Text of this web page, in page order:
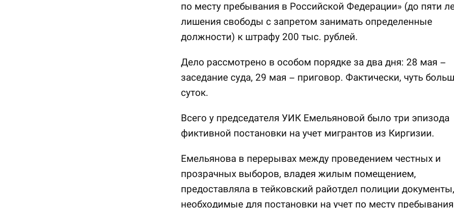
по месту пребывания в Российской Федерации» (до пяти
лишения свободы с запретом занимать определенные
должности) к штрафу 200 тыс. рублей.
Дело рассмотрено в особом порядке за два дня: 28 мая –
заседание суда, 29 мая – приговор. Фактически, чуть
суток.
Всего у председателя УИК Емельяновой было три эпизода
фиктивной постановки на учет мигрантов из Киргизии.
Емельянова в перерывах между проведением честных и
прозрачных выборов, владея жилым помещением,
предоставляла в тейковский райотдел полиции документы,
необходимые для постановки на учет по месту пребывания